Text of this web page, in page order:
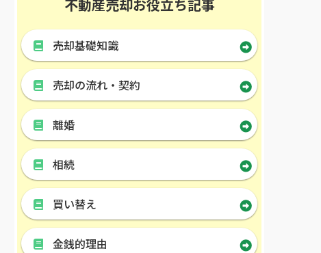
不動産売却お役立ち記事
売却基礎知識
売却の流れ・契約
離婚
相続
買い替え
金銭的理由